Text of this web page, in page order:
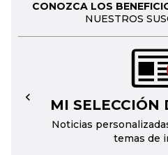
CONOZCA LOS
NUESTROS
MI SELECCIÓN
Noticias
temas de
←